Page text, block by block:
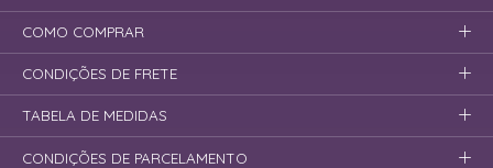
COMO COMPRAR
CONDIÇÕES DE FRETE
TABELA DE MEDIDAS
CONDIÇÕES DE PARCELAMENTO